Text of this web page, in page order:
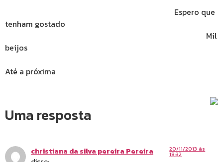
Espero que
tenham gostado
Mil
beijos
Até a próxima
Uma resposta
christiana da silva pereira Pereira
20/11/2013 às
18:32